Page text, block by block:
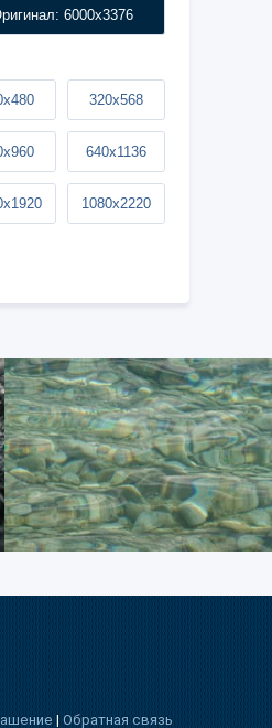
6000x3376
320x568
640x1136
1080x2220
|Обратная связь